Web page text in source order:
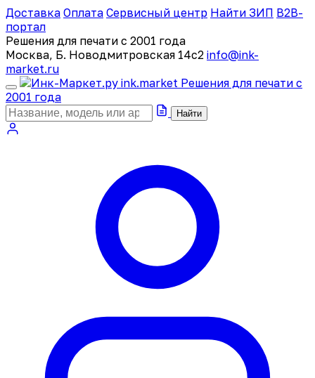
Доставка Оплата Сервисный центр Найти ЗИП B2B-
портал
Решения для печати с 2001 года
Москва, Б. Новодмитровская 14с2 info@ink-
market.ru
ink.market Решения для печати с
2001 года
Найти